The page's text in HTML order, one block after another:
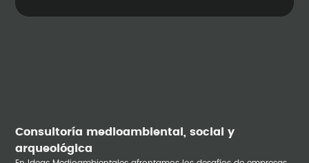
Consultoría medioambiental, social y
arqueológica